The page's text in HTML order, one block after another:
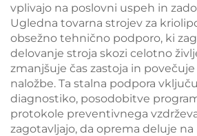
vplivajo na poslovni uspeh in
Ugledna tovarna strojev za
obsežno tehnično podporo, ki
delovanje stroja skozi celotno
zmanjšuje čas zastoja in
naložbe. Ta stalna podpora
diagnostiko, posodobitve
protokole preventivnega
zagotavljajo, da oprema deluje na